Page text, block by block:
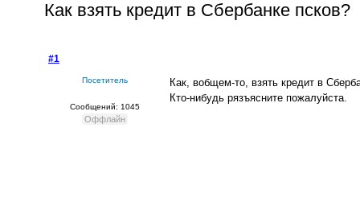
Как взять кредит в Сбербанке псков?
#1
Посетитель
Сообщений: 1045
Оффлайн
Как, вобщем-то, взять кредит в
Кто-нибудь рязъясните пожалуйста.